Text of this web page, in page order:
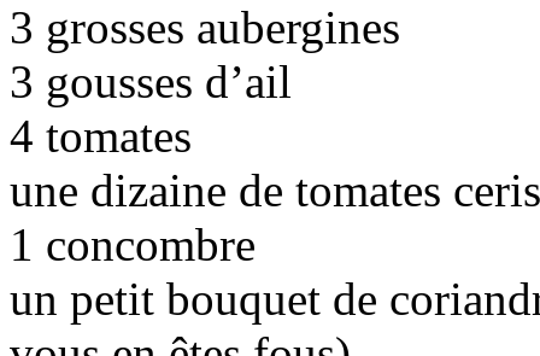
3 grosses aubergines
3 gousses d’ail
4 tomates
une dizaine de tomates
1 concombre
un petit bouquet de